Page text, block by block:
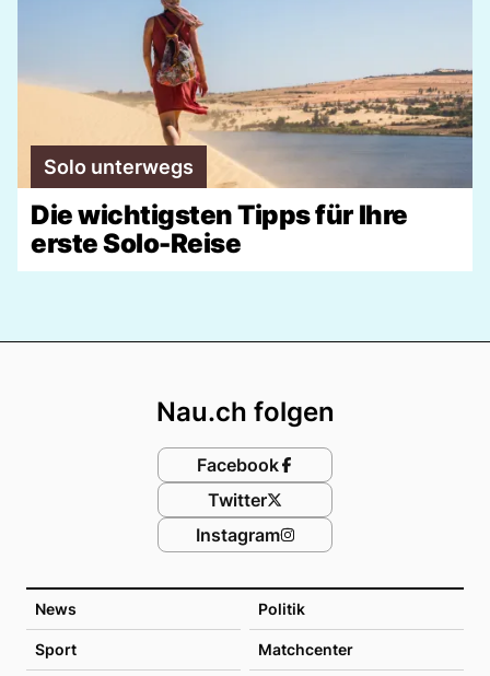
Solo unterwegs
Die wichtigsten Tipps für Ihre
erste Solo-Reise
News Politik
Sport Matchcenter
Nau.ch folgen
Facebook
Twitter
Instagram